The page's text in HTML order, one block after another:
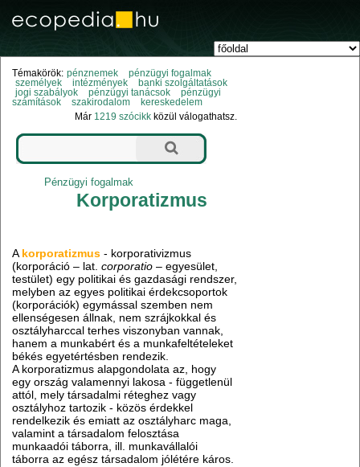
Témakörök: pénznemek
pénzügyi fogalmak
személyek
intézmények
banki szolgáltatások
jogi szabályok
pénzügyi tanácsok
pénzügyi
számítások
szakirodalom
kereskedelem
Már 1219 szócikk közül válogathatsz.
Pénzügyi fogalmak
Korporatizmus
A korporatizmus - korporativizmus
(korporáció – lat.corporatio – egyesület,
testület) egy politikai és gazdasági rendszer,
melyben az egyes politikai érdekcsoportok
(korporációk) egymással szemben nem
ellenségesen állnak, nem szrájkokkal és
osztályharccal terhes viszonyban vannak,
hanem a munkabért és a munkafeltételeket
békés egyetértésben rendezik.
A korporatizmus alapgondolata az, hogy
egy ország valamennyi lakosa - függetlenül
attól, mely társadalmi réteghez vagy
osztályhoz tartozik - közös érdekkel
rendelkezik és emiatt az osztályharc maga,
valamint a társadalom felosztása
munkaadói táborra, ill. munkavállalói
táborra az egész társadalom jólétére káros.